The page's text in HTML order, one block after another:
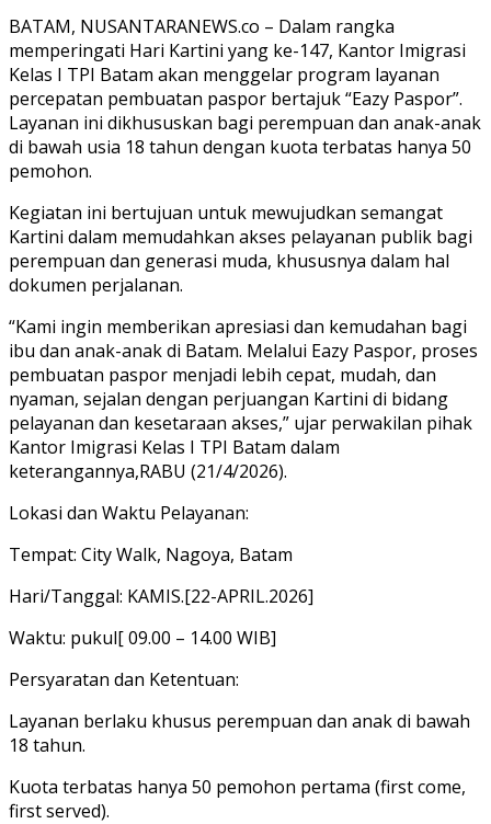
BATAM, NUSANTARANEWS.co – Dalam rangka
memperingati Hari Kartini yang ke-147, Kantor Imigrasi
Kelas I TPI Batam akan menggelar program layanan
percepatan pembuatan paspor bertajuk “Eazy Paspor”.
Layanan ini dikhususkan bagi perempuan dan anak-anak
di bawah usia 18 tahun dengan kuota terbatas hanya 50
pemohon.
Kegiatan ini bertujuan untuk mewujudkan semangat
Kartini dalam memudahkan akses pelayanan publik bagi
perempuan dan generasi muda, khususnya dalam hal
dokumen perjalanan.
“Kami ingin memberikan apresiasi dan kemudahan bagi
ibu dan anak-anak di Batam. Melalui Eazy Paspor, proses
pembuatan paspor menjadi lebih cepat, mudah, dan
nyaman, sejalan dengan perjuangan Kartini di bidang
pelayanan dan kesetaraan akses,” ujar perwakilan pihak
Kantor Imigrasi Kelas I TPI Batam dalam
keterangannya,RABU (21/4/2026).
Lokasi dan Waktu Pelayanan:
Tempat: City Walk, Nagoya, Batam
Hari/Tanggal: KAMIS.[22-APRIL.2026]
Waktu: pukul[ 09.00 – 14.00 WIB]
Persyaratan dan Ketentuan:
Layanan berlaku khusus perempuan dan anak di bawah
18 tahun.
Kuota terbatas hanya 50 pemohon pertama (first come,
first served).